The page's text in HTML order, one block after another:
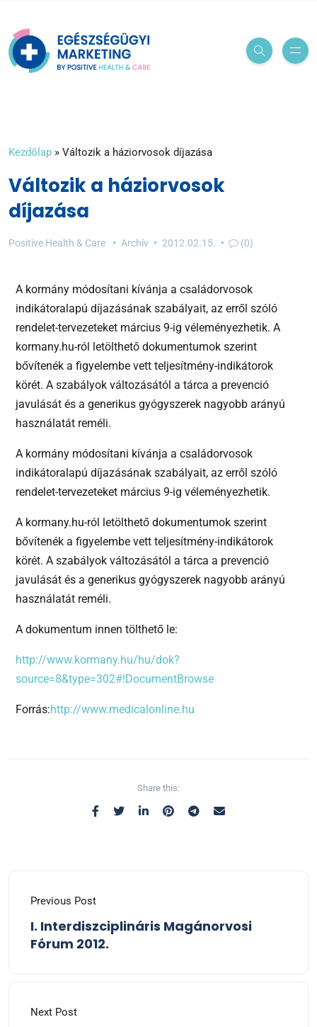
Kezdőlap » Változik a háziorvosok díjazása
Változik a háziorvosok
díjazása
Positive Health & Care Archív 2012.02.15. (0)
A kormány módosítani kívánja a családorvosok
indikátoralapú díjazásának szabályait, az erről szóló
rendelet-tervezeteket március 9-ig véleményezhetik. A
kormany.hu-ról letölthető dokumentumok szerint
bővítenék a figyelembe vett teljesítmény-indikátorok
körét. A szabályok változásától a tárca a prevenció
javulását és a generikus gyógyszerek nagyobb arányú
használatát reméli.
A kormány módosítani kívánja a családorvosok
indikátoralapú díjazásának szabályait, az erről szóló
rendelet-tervezeteket március 9-ig véleményezhetik.
A kormany.hu-ról letölthető dokumentumok szerint
bővítenék a figyelembe vett teljesítmény-indikátorok
körét. A szabályok változásától a tárca a prevenció
javulását és a generikus gyógyszerek nagyobb arányú
használatát reméli.
A dokumentum innen tölthető le:
http://www.kormany.hu/hu/dok?
source=8&type=302#!DocumentBrowse
Forrás:http://www.medicalonline.hu
Share this:
Previous Post
I. Interdiszciplináris Magánorvosi
Fórum 2012.
Next Post